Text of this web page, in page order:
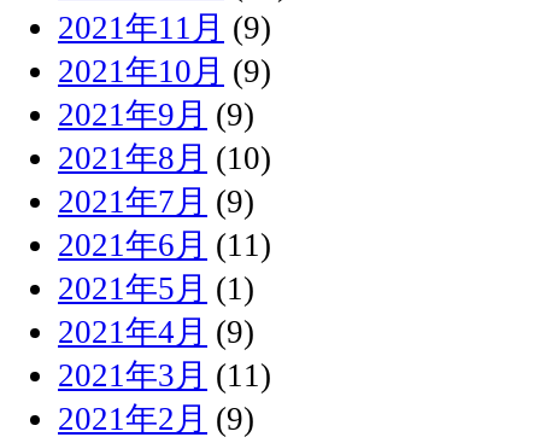
2021年11月 (9)
2021年10月 (9)
2021年9月 (9)
2021年8月 (10)
2021年7月 (9)
2021年6月 (11)
2021年5月 (1)
2021年4月 (9)
2021年3月 (11)
2021年2月 (9)